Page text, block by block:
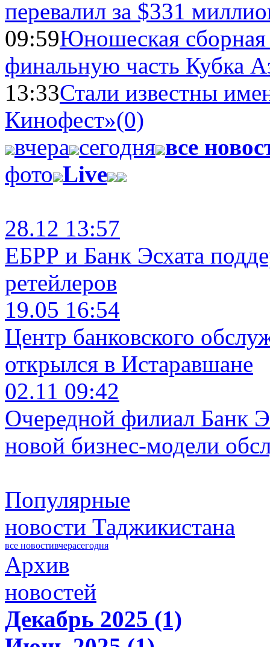
перевалил за $331
09:59Юношеская
финальную часть Кубка
13:33Стали известны
Кинофест»(0)
вчера сегодня все
фото Live
28.12 13:57
ЕБРР и Банк Эсхата
ретейлеров
19.05 16:54
Центр банковского
открылся в Истаравшане
02.11 09:42
Очередной филиал Банк
новой бизнес-модели
Популярные
новости Таджикистана
все новостивчерасегодня
Архив
новостей
Декабрь 2025 (1)